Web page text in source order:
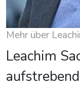
Mehr über
Leachim